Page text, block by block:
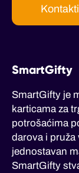
SmartGifty
SmartGifty je
karticama za
potrošaćima
darova i
jednostavan
SmartGifty